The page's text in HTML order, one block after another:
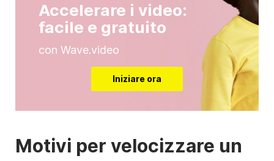
Accelerare i video:
facile e gratuito
con Wave.video
Iniziare ora
Motivi per velocizzare un